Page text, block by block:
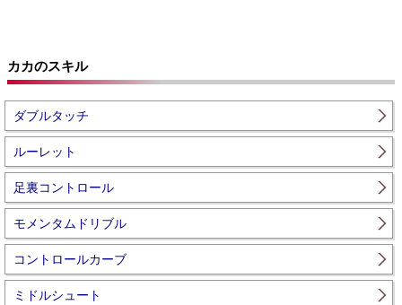
カカのスキル
ダブルタッチ
ルーレット
足裏コントロール
モメンタムドリブル
コントロールカーブ
ミドルシュート